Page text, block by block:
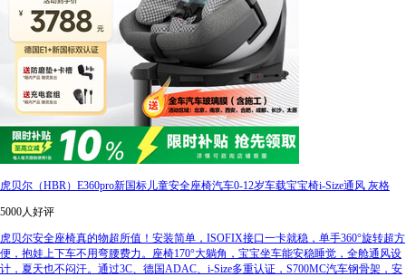
虎贝尔（HBR）E360pro新国标儿童安全座椅汽车0-12岁车载宝宝椅i-Size通风 灰格
5000人好评
虎贝尔安全座椅真的物超所值！安装简单，ISOFIX接口一卡就稳，单手360°旋转超方
便，抱娃上下车不用弯腰费力。座椅170°大躺角，宝宝坐车能安稳睡觉，全舱通风设
计，夏天也不闷汗。通过3C、德国ADAC、i-Size多重认证，S700MC汽车钢骨架，安